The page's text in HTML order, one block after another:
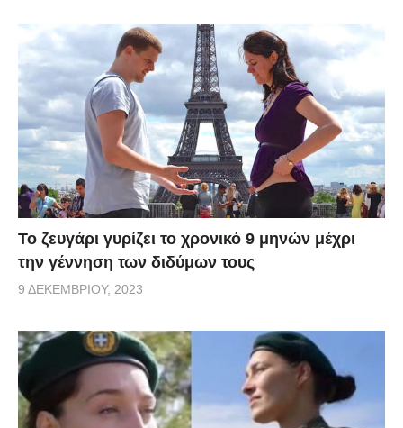
Το ζευγάρι γυρίζει το χρονικό 9 μηνών μέχρι
την γέννηση των διδύμων τους
9 ΔΕΚΕΜΒΡΊΟΥ, 2023